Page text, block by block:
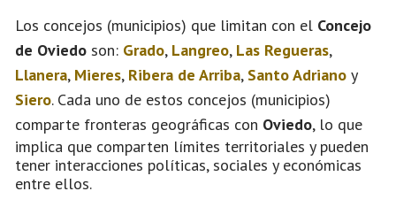
Los concejos (municipios) que limitan con el Concejo
de Oviedo son: Grado, Langreo, Las Regueras,
Llanera, Mieres, Ribera de Arriba, Santo Adriano y
Siero. Cada uno de estos concejos (municipios)
comparte fronteras geográficas con Oviedo, lo que
implica que comparten límites territoriales y pueden
tener interacciones políticas, sociales y económicas
entre ellos.